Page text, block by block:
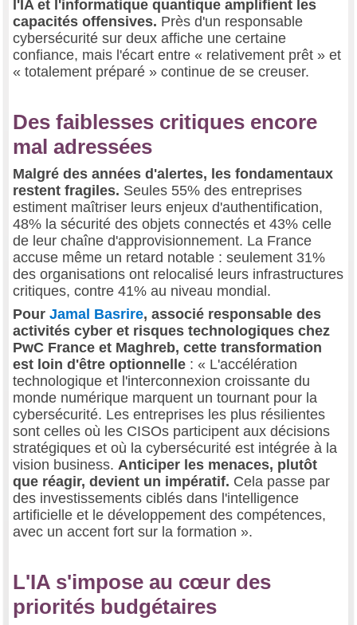
l'IA et l'informatique quantique amplifient les
capacités offensives. Près d'un responsable
cybersécurité sur deux affiche une certaine
confiance, mais l'écart entre « relativement prêt » et
« totalement préparé » continue de se creuser.
Des faiblesses critiques encore
mal adressées
Malgré des années d'alertes, les fondamentaux
restent fragiles. Seules 55% des entreprises
estiment maîtriser leurs enjeux d'authentification,
48% la sécurité des objets connectés et 43% celle
de leur chaîne d'approvisionnement. La France
accuse même un retard notable : seulement 31%
des organisations ont relocalisé leurs infrastructures
critiques, contre 41% au niveau mondial.
Pour Jamal Basrire, associé responsable des
activités cyber et risques technologiques chez
PwC France et Maghreb, cette transformation
est loin d'être optionnelle : « L'accélération
technologique et l'interconnexion croissante du
monde numérique marquent un tournant pour la
cybersécurité. Les entreprises les plus résilientes
sont celles où les CISOs participent aux décisions
stratégiques et où la cybersécurité est intégrée à la
vision business. Anticiper les menaces, plutôt
que réagir, devient un impératif. Cela passe par
des investissements ciblés dans l'intelligence
artificielle et le développement des compétences,
avec un accent fort sur la formation ».
L'IA s'impose au cœur des
priorités budgétaires